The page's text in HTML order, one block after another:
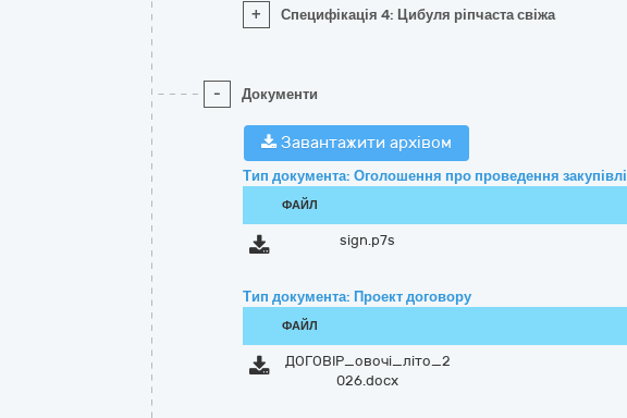
+ Специфікація 4: Цибуля ріпчаста свіжа
- Документи
Завантажити архівом
Тип документа: Оголошення про проведення закупівлі
ФАЙЛ
sign.p7s
Тип документа: Проект договору
ФАЙЛ
ДОГОВІР_овочі_літо_2
026.docx